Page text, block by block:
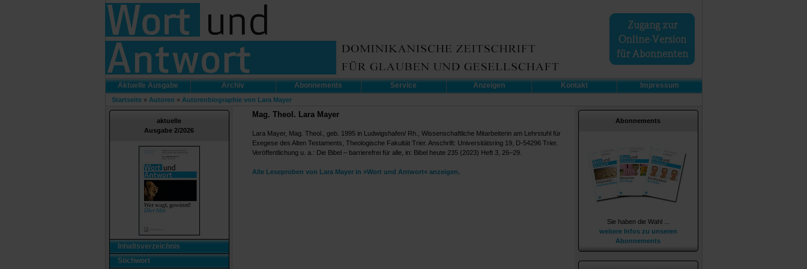
Aktuelle Ausgabe Archiv Abonnements Service Anzeigen Kontakt Impressum
Startseite» Autoren » Autorenbiographie von Lara Mayer
aktuelle
Ausgabe 2/2026
Inhaltsverzeichnis
Stichwort
Mag. Theol. Lara Mayer
Lara Mayer, Mag. Theol., geb. 1995 in Ludwigshafen/ Rh., Wissenschaftliche Mitarbeiterin am Lehrstuhl für
Exegese des Alten Testaments, Theologische Fakultät Trier. Anschrift: Universitätsring 19, D-54296 Trier.
Veröffentlichung u. a.: Die Bibel – barrierefrei für alle, in: Bibel heute 235 (2023) Heft 3, 26–29.
Alle Leseproben von Lara Mayer in »Wort und Antwort« anzeigen.
Abonnements
Sie haben die Wahl ...
weitere Infos zu unseren
Abonnements